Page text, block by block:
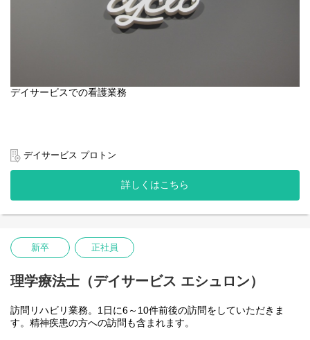
デイサービスでの看護業務
デイサービス プロトン
詳しくはこちら
新卒 正社員
理学療法士（デイサービス エシュロン）
訪問リハビリ業務。1日に6～10件前後の訪問をしていただきま
す。精神疾患の方への訪問も含まれます。